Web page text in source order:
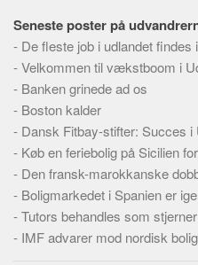
Kilder
Om
Webstedet
Forhistorien
Redigering
Tekstannoncer
Bannere
Hjælp
Seneste poster på
- De fleste job i udlandet findes
-Velkommen til vækstboom i
- Banken grinede ad os
- Boston kalder
- Dansk Fitbay-stifter: Succes
- Køb en feriebolig på Sicilien
- Den fransk-marokkanske
- Boligmarkedet i Spanien er
-Tutors behandles som stjerner
- IMF advarer mod nordisk